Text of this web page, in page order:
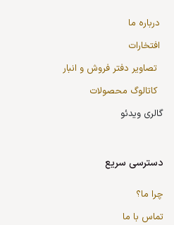
درباره ما
افتخارات
تصاویر دفتر فروش و انبار
کاتالوگ محصولات
گالری ویدئو
دسترسی سریع
چرا ما؟
تماس با ما